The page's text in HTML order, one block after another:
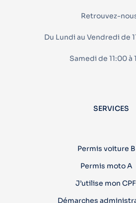
Retrouvez-
Du Lundi au Vendredi de
Samedi de 11:00 à
SERVICES
Permis voiture B
Permis moto A
J’utilise mon CPF
Démarches